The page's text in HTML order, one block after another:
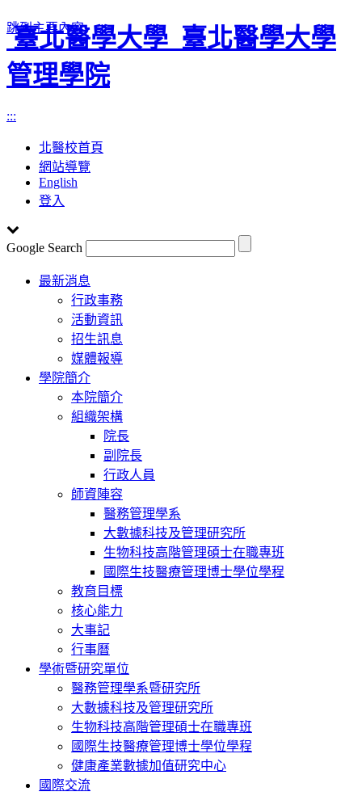
跳到主要內容
臺北醫學大學 臺北醫學大學
管理學院
:::
北醫校首頁
網站導覽
English
登入
Google Search
Toggle
navigation
最新消息
行政事務
活動資訊
招生訊息
媒體報導
學院簡介
本院簡介
組織架構
院長
副院長
行政人員
師資陣容
醫務管理學系
大數據科技及管理研究所
生物科技高階管理碩士在職專班
國際生技醫療管理博士學位學程
教育目標
核心能力
大事記
行事曆
學術暨研究單位
醫務管理學系暨研究所
大數據科技及管理研究所
生物科技高階管理碩士在職專班
國際生技醫療管理博士學位學程
健康產業數據加值研究中心
國際交流